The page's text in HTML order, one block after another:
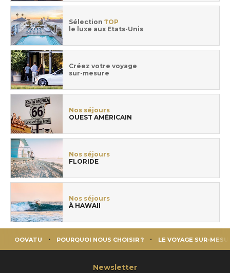
Sélection TOP
le luxe aux Etats-Unis
Créez votre voyage
sur-mesure
Nos séjours
OUEST AMÉRICAIN
Nos séjours
FLORIDE
Nos séjours
À HAWAII
OOVATU POURQUOI NOUS CHOISIR ? LE VOYAGE SUR-
Newsletter